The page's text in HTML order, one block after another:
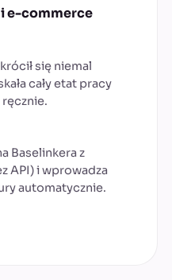
e-commerce
się niemal
cały etat pracy
Baselinkera z
API) i wprowadza
automatycznie.